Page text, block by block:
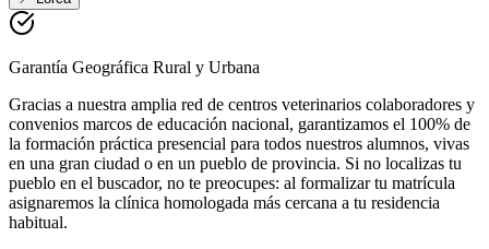
Garantía Geográfica Rural y Urbana
Gracias a nuestra amplia red de centros veterinarios colaboradores y
convenios marcos de educación nacional, garantizamos el 100% de
la formación práctica presencial para todos nuestros alumnos, vivas
en una gran ciudad o en un pueblo de provincia. Si no localizas tu
pueblo en el buscador, no te preocupes: al formalizar tu matrícula
asignaremos la clínica homologada más cercana a tu residencia
habitual.